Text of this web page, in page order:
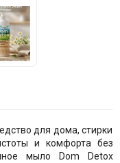
для дома, стирки
и комфорта без
мыло Dom Detox